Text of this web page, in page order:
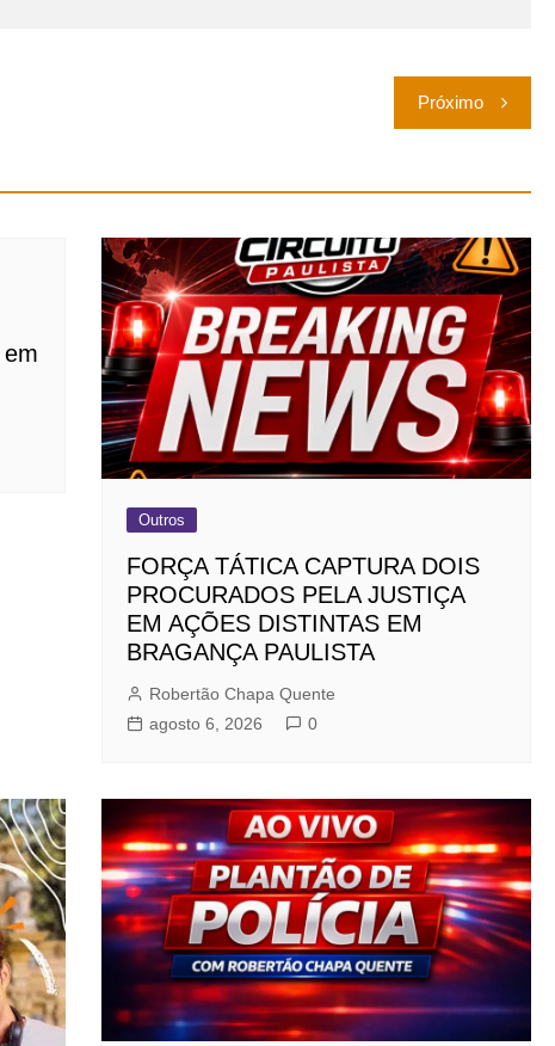
Próximo
Outros
FORÇA TÁTICA CAPTURA DOIS
PROCURADOS PELA JUSTIÇA
EM AÇÕES DISTINTAS EM
BRAGANÇA PAULISTA
Robertão Chapa Quente
agosto 6, 2026
0